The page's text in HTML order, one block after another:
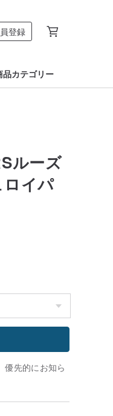
登録
品カテゴリー
ルーズ
イパ
優先的にお知ら